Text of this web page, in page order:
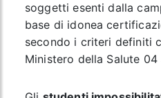
soggetti esenti dalla
base di idonea
secondo i criteri definiti
Ministero della Salute 04